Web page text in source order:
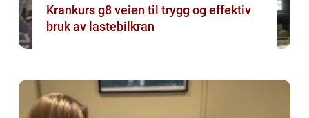
Krankurs g8 veien til trygg og effektiv
bruk av lastebilkran